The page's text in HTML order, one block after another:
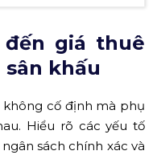
giá thuê
khấu
cố định mà phụ
Hiểu rõ các yếu tố
sách chính xác và